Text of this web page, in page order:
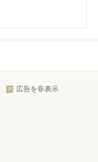
広告を非表示